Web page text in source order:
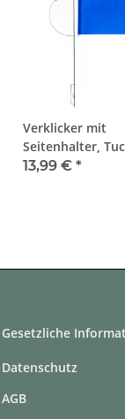
Verklicker mit
Seitenhalter,
Gegengewicht,
13,99 € *
Gesetzliche
Datenschutz
AGB